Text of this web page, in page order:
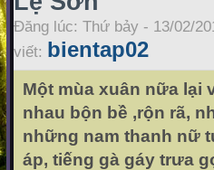
Đăng lúc: Thứ bảy - 13/02/
viết: bientap02
Một mùa xuân nữa lại
nhau bộn bề ,rộn rã,
những nam thanh nữ
áp, tiếng gà gáy trưa